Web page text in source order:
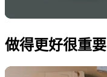
做得更好很重要